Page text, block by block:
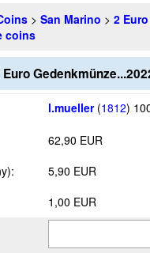
> San Marino > 2 Euro
coins
l.mueller(1812)
62,90 EUR
5,90 EUR
1,00 EUR